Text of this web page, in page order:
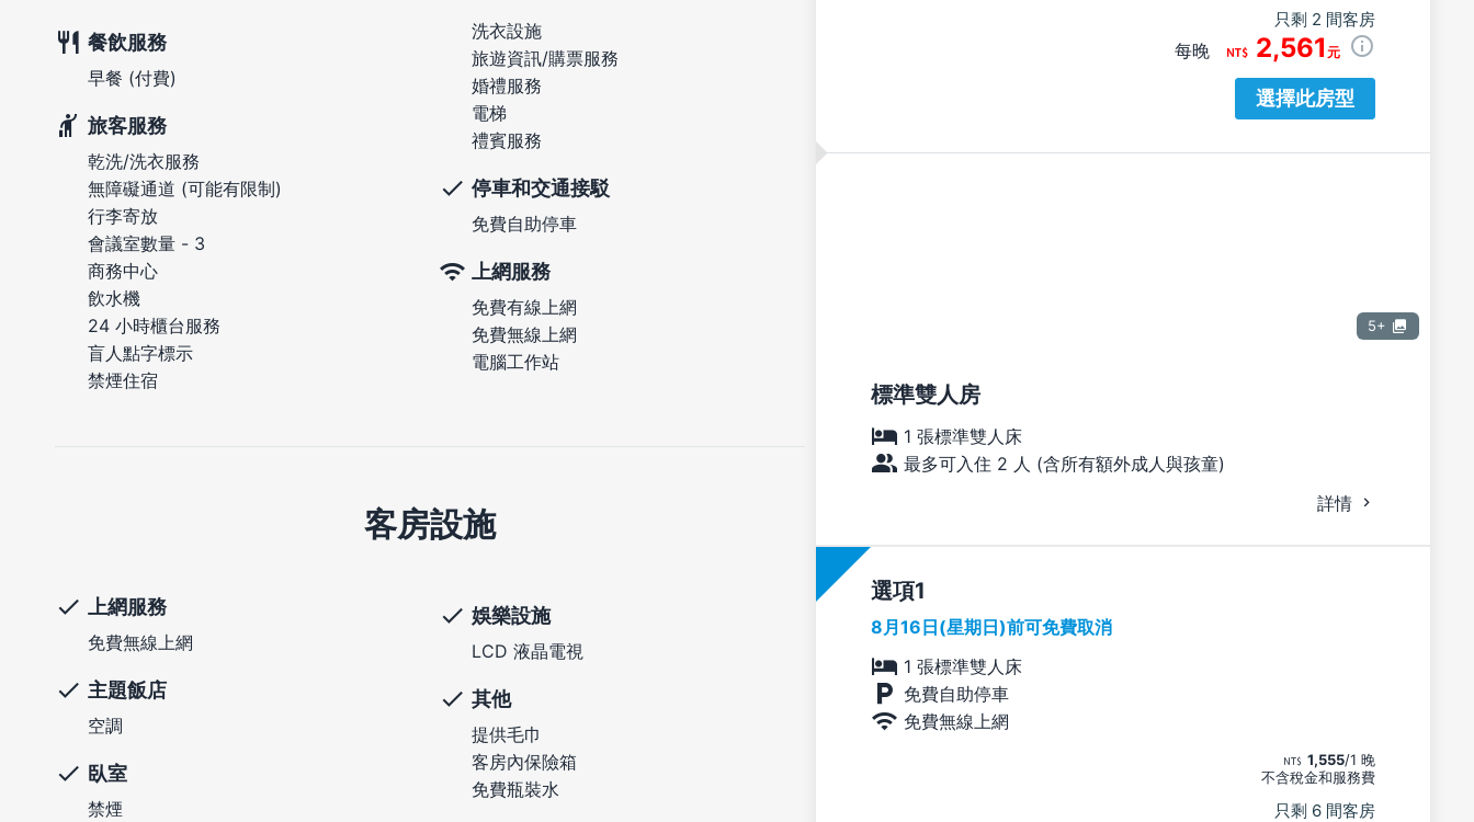
只剩 2 間客房
每晚 2,561 元
選擇此房型
5+
標準雙人房
1 張標準雙人床
最多可入住 2 人 (含所有額外成人與孩童)
詳情
選項
8月16日(星期日)前可免費取消
1 張標準雙人床
免費自助停車
免費無線上網
1,555/1 晚
不含稅金和服務費
只剩 6 間客房
餐飲服務
早餐 (付費)
旅客服務
乾洗/洗衣服務
無障礙通道 (可能有限制)
行李寄放
會議室數量 - 3
商務中心
飲水機
24 小時櫃台服務
盲人點字標示
禁煙住宿
洗衣設施
旅遊資訊/購票服務
婚禮服務
電梯
禮賓服務
停車和交通接駁
免費自助停車
上網服務
免費有線上網
免費無線上網
電腦工作站
客房設施
上網服務
免費無線上網
主題飯店
空調
臥室
禁煙
娛樂設施
LCD 液晶電視
其他
提供毛巾
客房內保險箱
免費瓶裝水